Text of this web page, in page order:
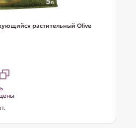
растительный Olive